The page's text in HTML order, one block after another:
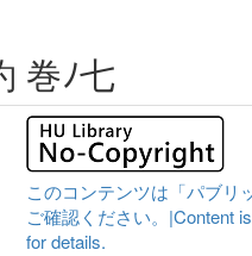
巻ﾉ七
このコンテンツは「パブリ
ご確認ください。|Content
for details.